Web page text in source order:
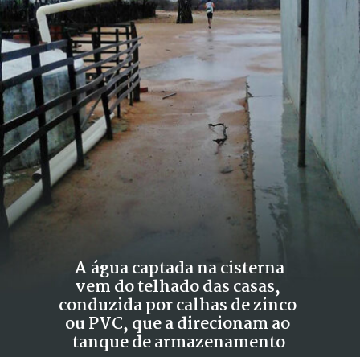
A água captada na cisterna
vem do telhado das casas,
conduzida por calhas de zinco
ou PVC, que a direcionam ao
tanque de armazenamento